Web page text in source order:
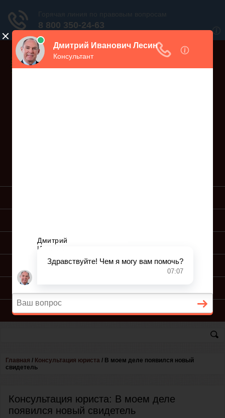
ПОДАЧА ИСКА
КОНСУЛЬТАЦИЯ ЮРИСТА
Главная / Консультация юриста / В моем деле появился новый
свидетель
Консультация юриста: В моем деле
появился новый свидетель